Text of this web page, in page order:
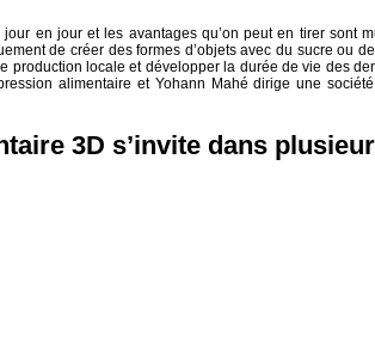
jour en jour et les avantages qu’on peut en tirer sont
de créer des formes d’objets avec du sucre ou
production locale et développer la durée de vie des
alimentaire et Yohann Mahé dirige une
3D s’invite dans